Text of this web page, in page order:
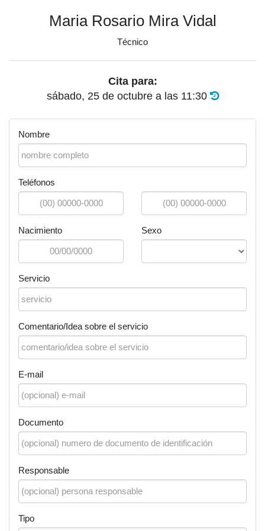
Maria Rosario Mira Vidal
Técnico
Cita para:
sábado, 25 de octubre a las 11:30
Nombre
Teléfonos
Nacimiento Sexo
Servicio
Comentario/Idea sobre el servicio
E-mail
Documento
Responsable
Tipo